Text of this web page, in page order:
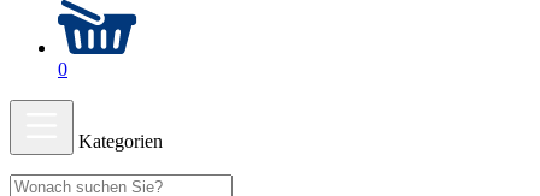
0
Kategorien